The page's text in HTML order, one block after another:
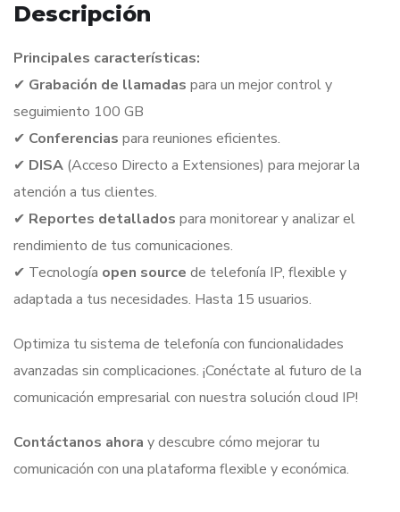
Descripción
Principales características:
✔ Grabación de llamadas para un mejor control y
seguimiento 100 GB
✔ Conferencias para reuniones eficientes.
✔ DISA (Acceso Directo a Extensiones) para mejorar la
atención a tus clientes.
✔ Reportes detallados para monitorear y analizar el
rendimiento de tus comunicaciones.
✔ Tecnología open source de telefonía IP, flexible y
adaptada a tus necesidades. Hasta 15 usuarios.
Optimiza tu sistema de telefonía con funcionalidades
avanzadas sin complicaciones. ¡Conéctate al futuro de la
comunicación empresarial con nuestra solución cloud IP!
Contáctanos ahora y descubre cómo mejorar tu
comunicación con una plataforma flexible y económica.